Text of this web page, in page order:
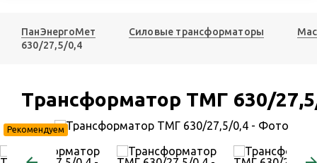
ПанЭнергоМет Силовые трансформаторы
630/27,5/0,4
Трансформатор ТМГ 630/
Рекомендуем